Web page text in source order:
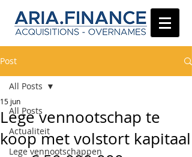
Post
All Posts
Actualiteit
Lege vennootschappen
All Posts
Lege vennootschap te
koop met volstort kapitaal
15 jun